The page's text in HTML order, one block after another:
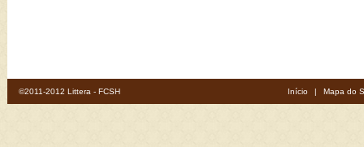
©2011-2012 Littera - FCSH Início | Mapa do